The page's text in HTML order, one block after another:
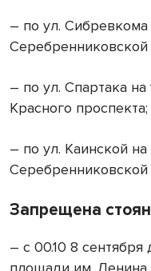
– по ул. Сибревкома
Серебренниковской
– по ул. Спартака на
Красного проспекта;
– по ул. Каинской на
Серебренниковской
Запрещена
– с 00.10 8 сентября